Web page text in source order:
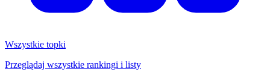
Wszystkie topki
Przeglądaj wszystkie rankingi i listy